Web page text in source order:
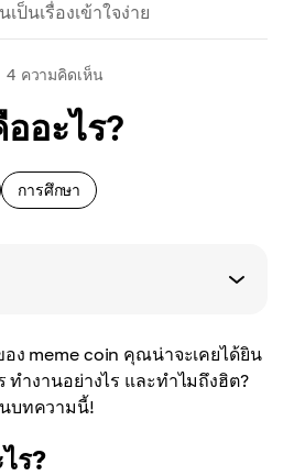
ป็นเรื่องเข้าใจง่าย
4 ความคิดเห็น
อะไร?
การศึกษา
ง meme coin คุณน่าจะเคยได้ยิน
ทำงานอย่างไร และทำไมถึงฮิต?
บทความนี้!
ร?